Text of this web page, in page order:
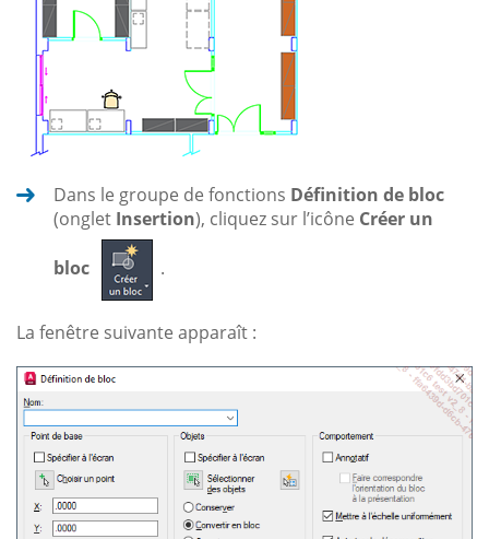
Dans le groupe de fonctions Définition de bloc
(onglet Insertion), cliquez sur l’icône Créer un
bloc .
La fenêtre suivante apparaît :